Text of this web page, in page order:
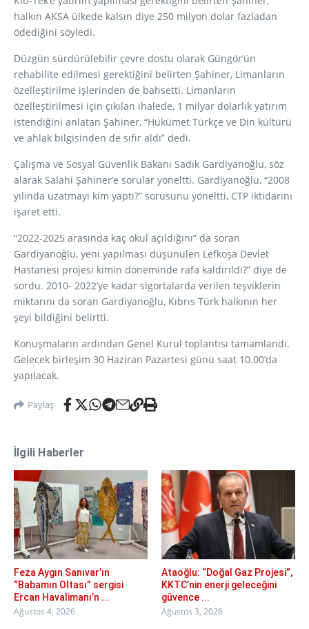
halkın AKSA ülkede kalsın diye 250 milyon dolar fazladan
ödediğini söyledi.
Düzgün sürdürülebilir çevre dostu olarak Güngör’ün
rehabilite edilmesi gerektiğini belirten Şahiner, Limanların
özelleştirilme işlerinden de bahsetti. Limanların
özelleştirilmesi için çıkılan ihalede, 1 milyar dolarlık yatırım
istendiğini anlatan Şahiner, “Hükümet Türkçe ve Din kültürü
ve ahlak bilgisinden de sıfır aldı” dedi.
Çalışma ve Sosyal Güvenlik Bakanı Sadık Gardiyanoğlu, söz
alarak Salahi Şahiner’e sorular yöneltti. Gardiyanoğlu, “2008
yılında uzatmayı kim yaptı?” sorusunu yöneltti, CTP iktidarını
işaret etti.
“2022-2025 arasında kaç okul açıldığını” da soran
Gardiyanoğlu, yeni yapılması düşünülen Lefkoşa Devlet
Hastanesi projesi kimin döneminde rafa kaldırıldı?” diye de
sordu. 2010- 2022’ye kadar sigortalarda verilen teşviklerin
miktarını da soran Gardiyanoğlu, Kıbrıs Türk halkının her
şeyi bildiğini belirtti.
Konuşmaların ardından Genel Kurul toplantısı tamamlandı.
Gelecek birleşim 30 Haziran Pazartesi günü saat 10.00’da
yapılacak.
Paylaş
İlgili Haberler
Feza Aygın Sanıvar’ın
“Babamın Oltası” sergisi
Ercan Havalimanı’n ...
Ağustos 4, 2026
Ataoğlu: “Doğal Gaz Projesi”,
KKTC’nin enerji geleceğini
güvence ...
Ağustos 3, 2026